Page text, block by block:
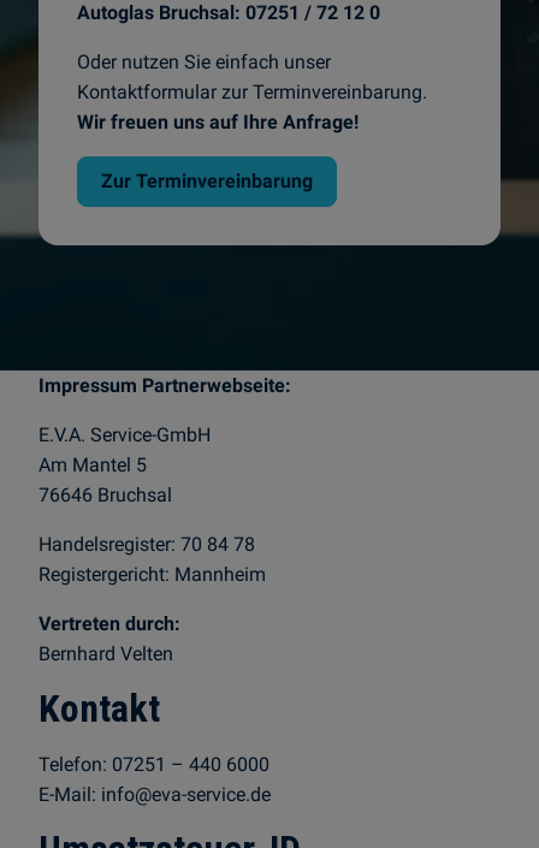
Autoglas Bruchsal: 07251 / 72 12 0
Oder nutzen Sie einfach unser
Kontaktformular zur Terminvereinbarung.
Wir freuen uns auf Ihre Anfrage!
Zur Terminvereinbarung
Impressum Partnerwebseite:
E.V.A. Service-GmbH
Am Mantel 5
76646 Bruchsal
Handelsregister: 70 84 78
Registergericht: Mannheim
Vertreten durch:
Bernhard Velten
Kontakt
Telefon: 07251 – 440 6000
E-Mail: info@eva-service.de